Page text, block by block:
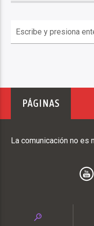
PÁGINAS
La comunicación no es